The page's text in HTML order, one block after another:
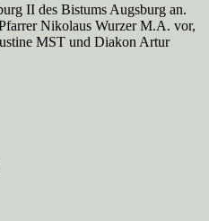
II des Bistums Augsburg an.
Nikolaus Wurzer M.A. vor,
MST und Diakon Artur